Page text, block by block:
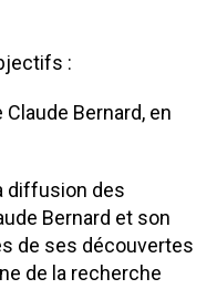
:
Bernard, en
diffusion des
Bernard et son
de ses découvertes
de la recherche